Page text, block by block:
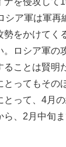
シア軍は軍再
をかけてく
ロシア軍の
ることは賢明
とってもその
って、4月の
、2月中旬